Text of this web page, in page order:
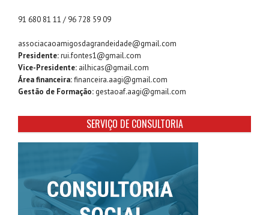
91 680 81 11 / 96 728 59 09
associacaoamigosdagrandeidade@gmail.com
Presidente:rui.fontes1@gmail.com
Vice-Presidente: ailhicas@gmail.com
Área financeira:financeira.aagi@gmail.com
Gestão de Formação: gestaoaf.aagi@gmail.com
SERVIÇO DE CONSULTORIA